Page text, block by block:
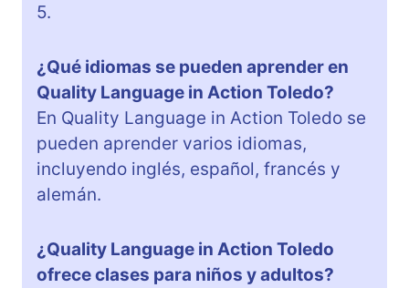
5.
¿Qué idiomas se pueden aprender en
Quality Language in Action Toledo?
En Quality Language in Action Toledo se
pueden aprender varios idiomas,
incluyendo inglés, español, francés y
alemán.
¿Quality Language in Action Toledo
ofrece clases para niños y adultos?